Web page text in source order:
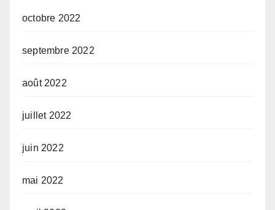
octobre 2022
septembre 2022
août 2022
juillet 2022
juin 2022
mai 2022